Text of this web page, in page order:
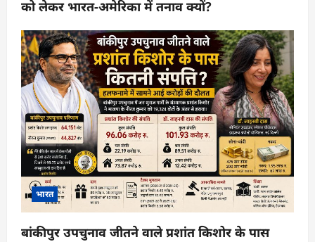
को लेकर भारत-अमेरिका में तनाव क्यों?
भारत
बांकीपुर उपचुनाव जीतने वाले प्रशांत किशोर के पास